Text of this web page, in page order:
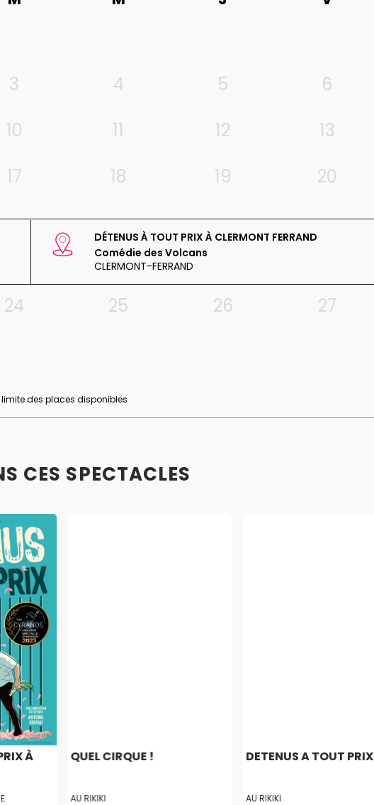
3 4 5 6
10 11 12 13
17 18 19 20
DÉTENUS À TOUT PRIX À CLERMONT FERRAND
Comédie des Volcans
CLERMONT-FERRAND
24 25 26 27
des places disponibles
CES SPECTACLES
À
QUEL CIRQUE !
AU RIKIKI
DETENUS A TOUT PRIX
AU RIKIKI